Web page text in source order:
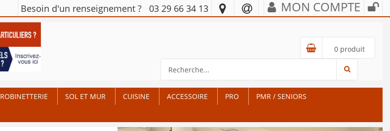
MON COMPTE
Besoin d'un renseignement ? 03 29 66 34 13
0 produit
ROBINETTERIE SOL ET MUR CUISINE ACCESSOIRE PRO
PMR / SENIORS